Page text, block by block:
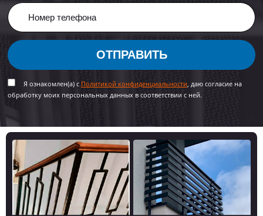
ОТПРАВИТЬ
Я ознакомлен(а) с Политикой конфиденциальности , даю согласие на
обработку моих персональных данных в соответствии с ней.